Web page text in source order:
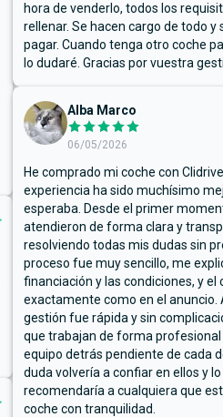
hora de venderlo, todos los
rellenar. Se hacen cargo de todo y
pagar. Cuando tenga otro coche
lo dudaré. Gracias por vuestra
Alba Marco
06/05/2026
He comprado mi coche con
experiencia ha sido muchísimo
esperaba. Desde el primer
atendieron de forma clara y
resolviendo todas mis dudas sin
proceso fue muy sencillo, me
financiación y las condiciones, y el
exactamente como en el anuncio.
gestión fue rápida y sin
que trabajan de forma profesional
equipo detrás pendiente de cada
duda volvería a confiar en ellos y lo
recomendaría a cualquiera que
coche con tranquilidad.